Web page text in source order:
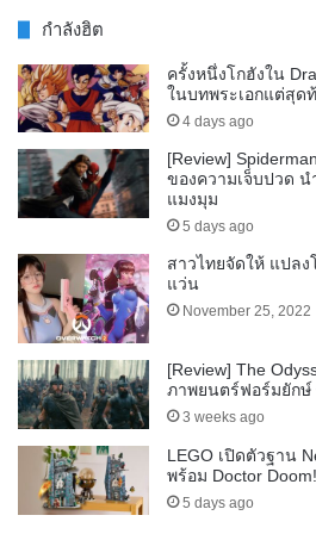
กำลังฮิต
ครั้งหนึ่งโกฮังใน
ในบทพระเอกแต่สุด
4 days ago
[Review]
ของความเจ็บปวด น
แมงมุม
5 days ago
สาวไทยจัดให้ แปล
แว่น
November 25, 2022
[Review] The
ภาพยนตร์ฟอร์มยักษ์
3 weeks ago
LEGO เปิดตัวฐาน
พร้อม Doctor Doom!
5 days ago